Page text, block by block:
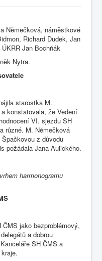
Němečková, náměstkové
Richard Dudek, Jan
Jan Bochňák
Nytra.
starostka M.
konstatovala, že Vedení
VI. sjezdu SH
různé. M. Němečková
z důvodu
požádala Jana Aulického.
harmonogramu
jako bezproblémový,
a dobrou
SH ČMS a